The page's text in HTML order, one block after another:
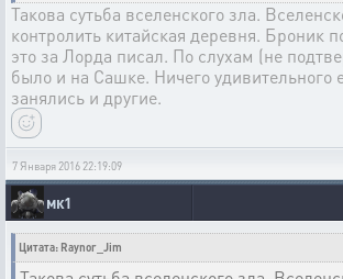
Такова сутьба вселенского зла.
контролить китайская деревня. Броник
это за Лорда писал. По слухам (не
было и на Сашке. Ничего удивительного
занялись и другие.
7 Января 2016 22:19:09
мк1
Цитата: Raynor_Jim